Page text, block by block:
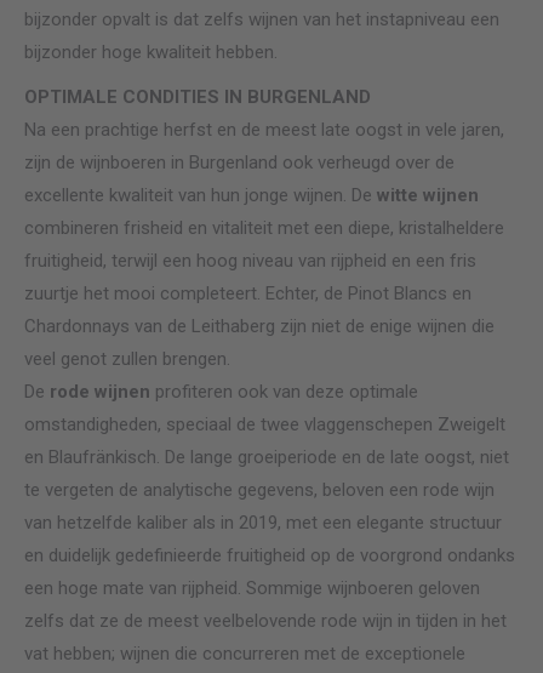
bijzonder opvalt is dat zelfs wijnen van het instapniveau een
bijzonder hoge kwaliteit hebben.
OPTIMALE CONDITIES IN BURGENLAND
Na een prachtige herfst en de meest late oogst in vele jaren,
zijn de wijnboeren in Burgenland ook verheugd over de
excellente kwaliteit van hun jonge wijnen. De witte wijnen
combineren frisheid en vitaliteit met een diepe, kristalheldere
fruitigheid, terwijl een hoog niveau van rijpheid en een fris
zuurtje het mooi completeert. Echter, de Pinot Blancs en
Chardonnays van de Leithaberg zijn niet de enige wijnen die
veel genot zullen brengen.
De rode wijnen profiteren ook van deze optimale
omstandigheden, speciaal de twee vlaggenschepen Zweigelt
en Blaufränkisch. De lange groeiperiode en de late oogst, niet
te vergeten de analytische gegevens, beloven een rode wijn
van hetzelfde kaliber als in 2019, met een elegante structuur
en duidelijk gedefinieerde fruitigheid op de voorgrond ondanks
een hoge mate van rijpheid. Sommige wijnboeren geloven
zelfs dat ze de meest veelbelovende rode wijn in tijden in het
vat hebben; wijnen die concurreren met de exceptionele